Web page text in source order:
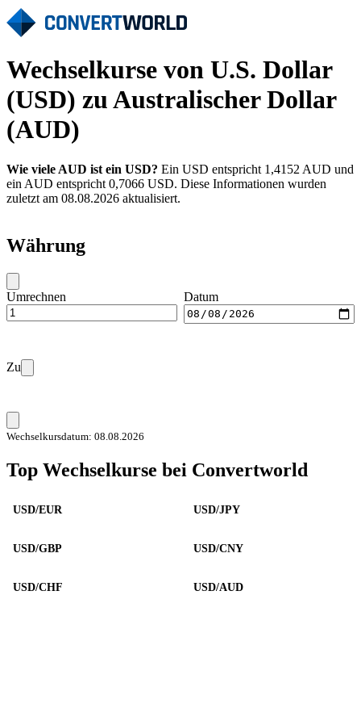
Wechselkurse von U.S. Dollar
(USD) zu Australischer Dollar
(AUD)
Wie viele AUD ist ein USD? Ein USD entspricht 1,4152 AUD und
ein AUD entspricht 0,7066 USD. Diese Informationen wurden
zuletzt am 08.08.2026 aktualisiert.
Währung
Umrechnen Datum
Zu
Wechselkursdatum: 08.08.2026
Top Wechselkurse bei Convertworld
USD/EUR USD/JPY
USD/GBP USD/CNY
USD/CHF USD/AUD